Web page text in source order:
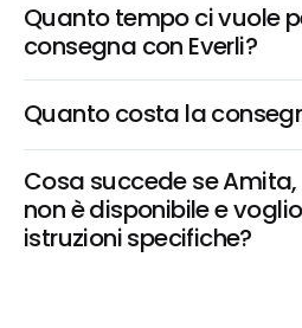
Quanto tempo ci vuole
consegna con Everli?
Quanto costa la
Cosa succede se
non è disponibile e
istruzioni specifiche?